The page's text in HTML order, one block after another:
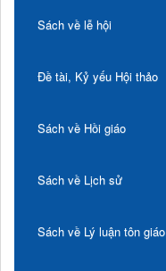
Sách về lễ hội
Đề tài, Kỷ yếu Hội thảo
Sách về Hồi giáo
Sách về Lịch sử
Sách về Lý luận tôn giáo